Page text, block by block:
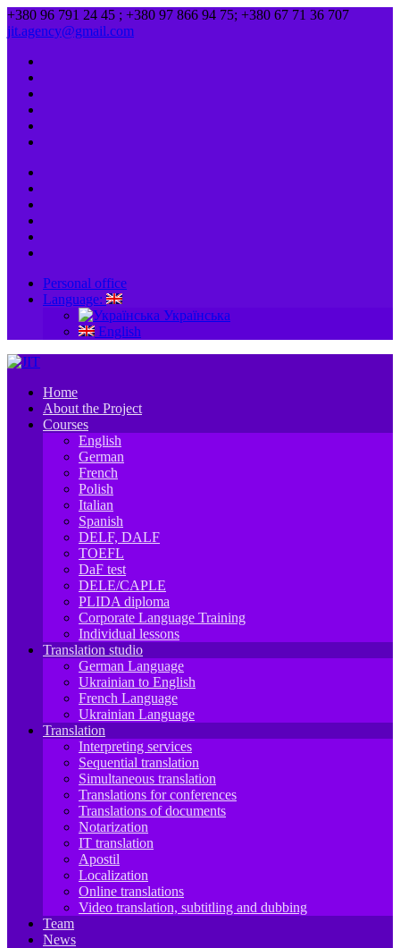
+380 96 791 24 45 ; +380 97 866 94 75; +380 67 71 36 707
jit.agency@gmail.com
Personal office
Language:
Українська
English
Home
About the Project
Courses
English
German
French
Polish
Italian
Spanish
DELF, DALF
TOEFL
DaF test
DELE/CAPLE
PLIDA diploma
Corporate Language Training
Individual lessons
Translation studio
German Language
Ukrainian to English
French Language
Ukrainian Language
Translation
Interpreting services
Sequential translation
Simultaneous translation
Translations for conferences
Translations of documents
Notarization
IT translation
Apostil
Localization
Online translations
Video translation, subtitling and dubbing
Team
News